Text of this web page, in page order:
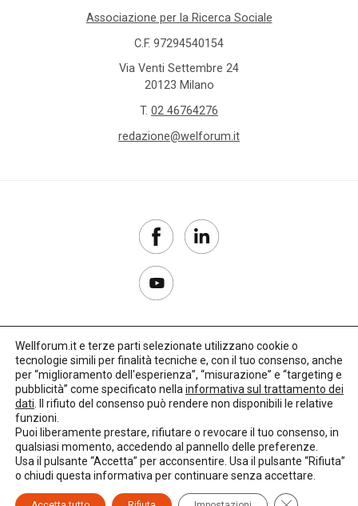
Associazione per la Ricerca Sociale
C.F. 97294540154
Via Venti Settembre 24
20123 Milano
T. 02 46764276
redazione@welforum.it
Copyright 2017–2026
Privacy Policy
Credits: LO Studio
Wellforum.it e terze parti selezionate utilizzano cookie o
tecnologie simili per finalità tecniche e, con il tuo consenso, anche
per “miglioramento dell'esperienza”, “misurazione” e “targeting e
pubblicità” come specificato nella informativa sul trattamento dei
dati . Il rifiuto del consenso può rendere non disponibili le relative
funzioni.
Puoi liberamente prestare, rifiutare o revocare il tuo consenso, in
qualsiasi momento, accedendo al pannello delle preferenze.
Usa il pulsante “Accetta” per acconsentire. Usa il pulsante “Rifiuta”
o chiudi questa informativa per continuare senza accettare.
Close GDPR